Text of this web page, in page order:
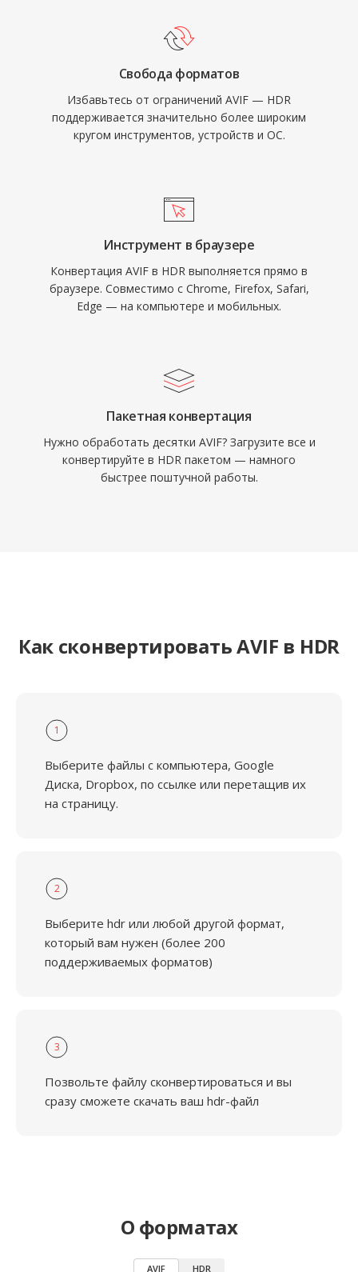
Свобода форматов
Избавьтесь от ограничений AVIF — HDR
поддерживается значительно более широким
кругом инструментов, устройств и ОС.
Инструмент в браузере
Конвертация AVIF в HDR выполняется прямо в
браузере. Совместимо с Chrome, Firefox, Safari,
Edge — на компьютере и мобильных.
Пакетная конвертация
Нужно обработать десятки AVIF? Загрузите все и
конвертируйте в HDR пакетом — намного
быстрее поштучной работы.
Как сконвертировать AVIF в HDR
1
Выберите файлы с компьютера, Google
Диска, Dropbox, по ссылке или перетащив их
на страницу.
2
Выберите hdr или любой другой формат,
который вам нужен (более 200
поддерживаемых форматов)
3
Позвольте файлу сконвертироваться и вы
сразу сможете скачать ваш hdr-файл
О форматах
AVIF HDR